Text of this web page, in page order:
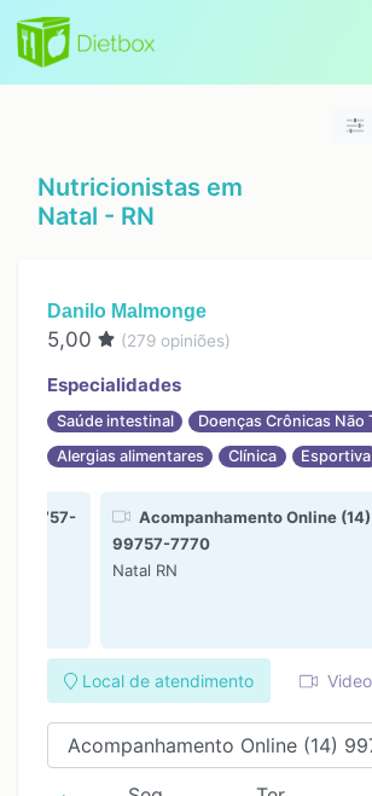
Nutricionistas em
Natal - RN
Danilo Malmonge
5,00 (279 opiniões)
Especialidades
Saúde intestinal
Doenças Crônicas Não
Alergias alimentares
Clínica Esportiva
99757-
Acompanhamento Online (14)
99757-7770
Natal RN
Local de atendimento